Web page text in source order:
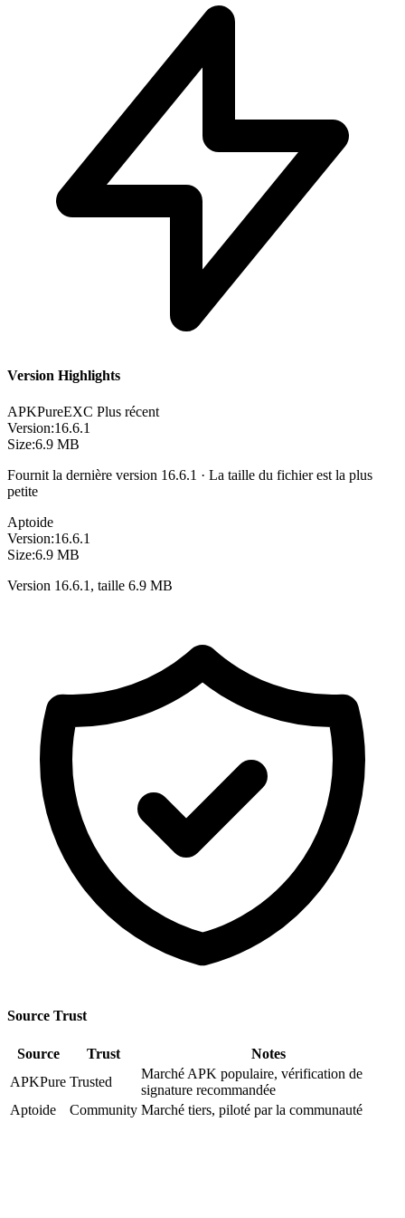
Version Highlights
APKPureEXC Plus récent
Version:16.6.1
Size:6.9 MB
Fournit la dernière version 16.6.1 · La taille du fichier est la plus
petite
Aptoide
Version:16.6.1
Size:6.9 MB
Version 16.6.1, taille 6.9 MB
Source Trust
Source Trust
Notes
APKPure Trusted
Marché APK populaire, vérification de
signature recommandée
Aptoide
Community Marché tiers, piloté par la communauté